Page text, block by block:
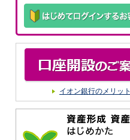
イオン銀行のメリット